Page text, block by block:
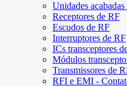
Unidades
Receptores de RF
Escudos de RF
Interruptores de RF
ICs transceptores
Módulos
Transmissores de
RFI e EMI -